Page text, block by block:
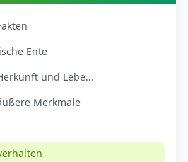
Ente
und Lebe...
Merkmale